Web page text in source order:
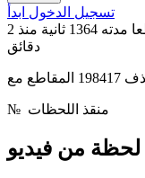
تسجيل الدخول ابدأ
ثانية
منذ 2
دقائق
№ منقذ اللحظات
لحظة من